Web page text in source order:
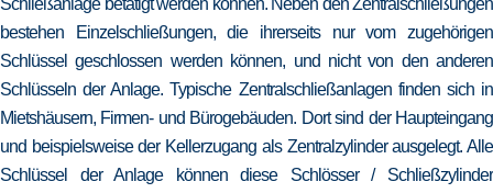
Schließanlage betätigt werden können. Neben den Zentralschließungen
bestehen Einzelschließungen, die ihrerseits nur vom zugehörigen
Schlüssel geschlossen werden können, und nicht von den anderen
Schlüsseln der Anlage. Typische Zentralschließanlagen finden sich in
Mietshäusern, Firmen- und Bürogebäuden. Dort sind der Haupteingang
und beispielsweise der Kellerzugang als Zentralzylinder ausgelegt. Alle
Schlüssel der Anlage können diese Schlösser / Schließzylinder